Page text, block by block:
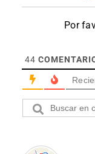
Por
44